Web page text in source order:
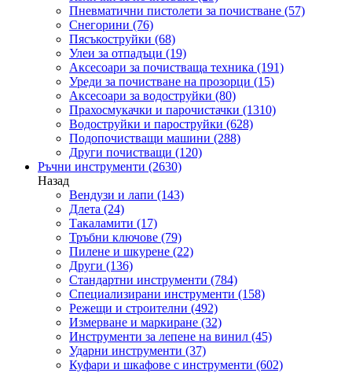
Пневматични пистолети за почистване (57)
Снегорини (76)
Пясъкоструйки (68)
Улеи за отпадъци (19)
Аксесоари за почистваща техника (191)
Уреди за почистване на прозорци (15)
Аксесоари за водоструйки (80)
Прахосмукачки и парочистачки (1310)
Водоструйки и пароструйки (628)
Подопочистващи машини (288)
Други почистващи (120)
Ръчни инструменти (2630)
Назад
Вендузи и лапи (143)
Длета (24)
Такаламити (17)
Тръбни ключове (79)
Пилене и шкурене (22)
Други (136)
Стандартни инструменти (784)
Специализирани инструменти (158)
Режещи и строителни (492)
Измерване и маркиране (32)
Инструменти за лепене на винил (45)
Ударни инструменти (37)
Куфари и шкафове с инструменти (602)